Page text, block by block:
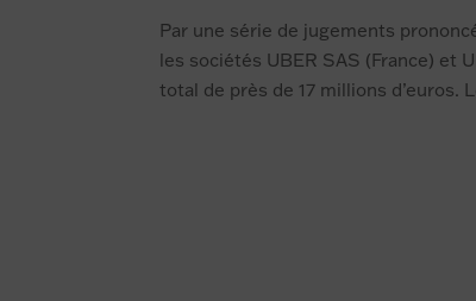
Par une série de jugements
les sociétés UBER SAS (France) et
total de près de 17 millions d’euros.